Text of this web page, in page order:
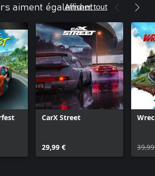
aiment également
Afficher tout
CarX Street
29,99 €